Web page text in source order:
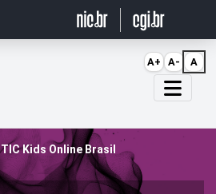
TIC Kids Online Brasil
A+ A- A